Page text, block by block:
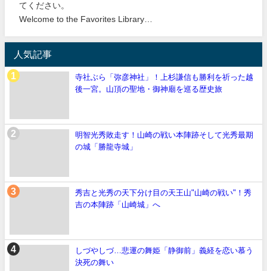
てください。
Welcome to the Favorites Library…
人気記事
寺社ぶら「弥彦神社」！上杉謙信も勝利を祈った越
後一宮。山頂の聖地・御神廟を巡る歴史旅
明智光秀敗走す！山崎の戦い本陣跡そして光秀最期
の城「勝龍寺城」
秀吉と光秀の天下分け目の天王山"山崎の戦い"！秀
吉の本陣跡「山崎城」へ
しづやしづ…悲運の舞姫「静御前」義経を恋い慕う
決死の舞い